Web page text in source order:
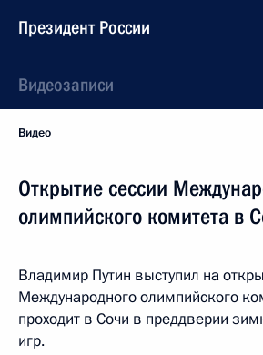
Президент России
Видеозаписи
Видео
Открытие сессии
олимпийского комитета в
Владимир Путин выступил на
Международного олимпийского
проходит в Сочи в преддверии
игр.